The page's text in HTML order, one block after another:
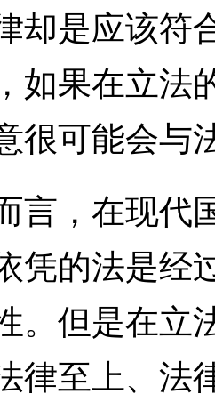
却是应该符
如果在立法
很可能会与
，在现代
凭的法是经
。但是在立
律至上、法